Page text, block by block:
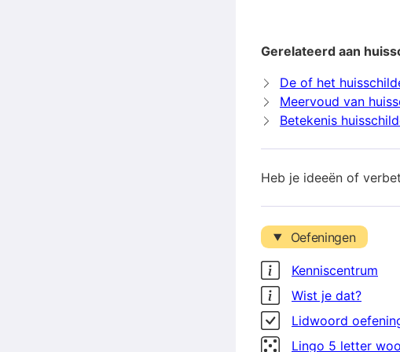
Gerelateerd aan
De of het
Meervoud van
Betekenis
Heb je ideeën of
Oefeningen
Kenniscentrum
Wist je dat?
Lidwoord
Lingo 5 letter